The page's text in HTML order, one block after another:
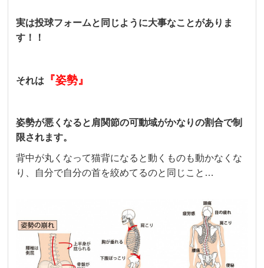
実は投球フォームと同じように大事なことがありま
す！！
それは 『姿勢』
姿勢が悪くなると肩関節の可動域がかなりの割合で制
限されます。
背中が丸くなって猫背になると動くものも動かなくな
り、自分で自分の首を絞めてるのと同じこと…